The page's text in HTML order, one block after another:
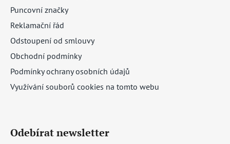
Puncovní značky
Reklamační řád
Odstoupení od smlouvy
Obchodní podmínky
Podmínky ochrany osobních údajů
Využívání souborů cookies na tomto webu
Odebírat newsletter